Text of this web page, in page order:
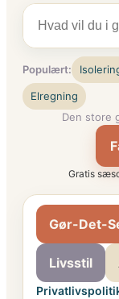
Populært:
Elregning
Den store
Gratis
Gør-Det-
Livsstil